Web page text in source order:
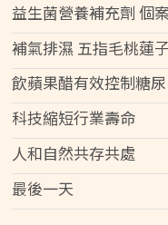
益生菌營養補充劑 個
補氣排濕 五指毛桃蓮
飲蘋果醋有效控制糖
科技縮短行業壽命
人和自然共存共處
最後一天